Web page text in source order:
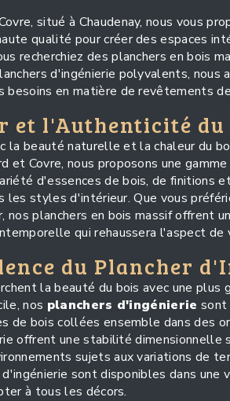
situé à Chaudenay, nous vous
qualité pour créer des espaces
recherchiez des planchers en bois
d'ingénierie polyvalents, nous
besoins en matière de revêtements
et l'Authenticité du
la beauté naturelle et la chaleur du
et Covre, nous proposons une gamme
d'essences de bois, de finitions
les styles d'intérieur. Que vous
nos planchers en bois massif offrent
qui rehaussera l'aspect de
du Plancher
la beauté du bois avec une
nos planchers d'ingénierie sont
de bois collées ensemble dans des
offrent une stabilité dimensionnelle
sujets aux variations de
d'ingénierie sont disponibles dans
à tous les décors.